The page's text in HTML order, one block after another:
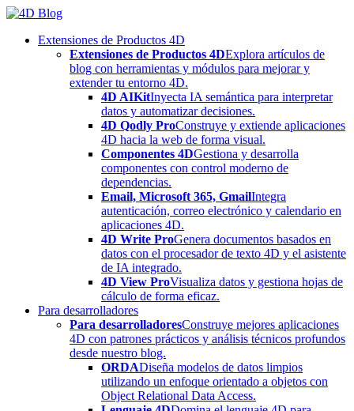
Skip
contentExtensiones de Productos 4D
Extensiones de Productos 4DExplora artículos de
blog con herramientas y módulos para mejorar y
extender tu entorno 4D.
4D AIKitInyecta IA semántica para interpretar
datos y automatizar decisiones.
4D Qodly ProConstruye y extiende aplicaciones
4D hacia la web de forma visual.
Componentes 4DGestiona y desarrolla
componentes con control moderno de
dependencias.
Email, Microsoft 365, GmailIntegra
autenticación, correo electrónico y calendario en
aplicaciones 4D.
4D Write ProGenera documentos basados en
datos con el procesador de texto 4D y el asistente
de IA integrado.
4D View ProVisualiza datos y gestiona hojas de
cálculo de forma eficaz.
Para desarrolladores
Para desarrolladoresConstruye mejores aplicaciones
4D con patrones prácticos y análisis técnicos profundos
desde nuestro blog.
ORDADiseña modelos de datos limpios
utilizando un enfoque orientado a objetos con
Object Relational Data Access.